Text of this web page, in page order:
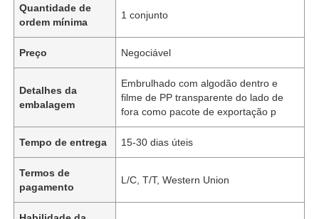
Quantidade de
ordem mínima
1 conjunto
Preço Negociável
Detalhes da
embalagem
Embrulhado com algodão dentro e
filme de PP transparente do lado de
fora como pacote de exportação p
Tempo de entrega 15-30 dias úteis
Termos de
pagamento
L/C, T/T, Western Union